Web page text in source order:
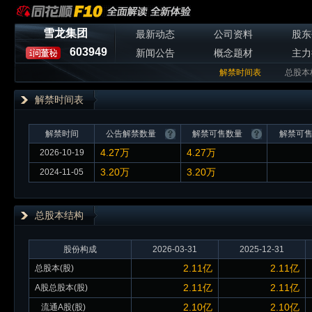
雪龙集团
603949
最新动态 公司资料
股
新闻公告
概念题材 主
解禁时间表 总股本
解禁时间表
解禁时间 公告解禁数量 解禁可售数量
解禁可
2026-10-19
4.27万 4.27万
2024-11-05 3.20万 3.20万
总股本结构
股份构成 2026-03-31
2025-12-31
总股本(股)
2.11亿 2.11亿
A股总股本(股) 2.11亿 2.11亿
流通A股(股) 2.10亿 2.10亿